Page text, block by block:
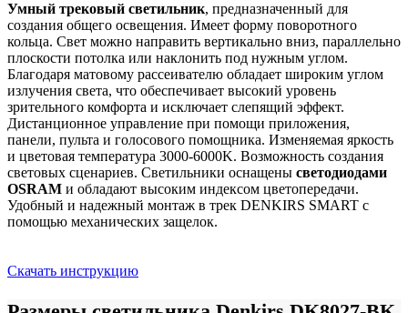
Умный трековый светильник, предназначенный для
создания общего освещения. Имеет форму поворотного
кольца. Свет можно направить вертикально вниз, параллельно
плоскости потолка или наклонить под нужным углом.
Благодаря матовому рассеивателю обладает широким углом
излучения света, что обеспечивает высокий уровень
зрительного комфорта и исключает слепящий эффект.
Дистанционное управление при помощи приложения,
панели, пульта и голосового помощника. Изменяемая яркость
и цветовая температура 3000-6000K. Возможность создания
световых сценариев. Светильники оснащены светодиодами
OSRAM и обладают высоким индексом цветопередачи.
Удобный и надежный монтаж в трек DENKIRS SMART с
помощью механических защелок.
Скачать инструкцию